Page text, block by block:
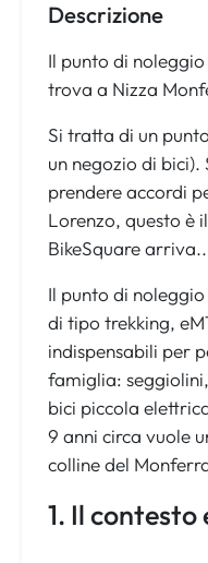
Descrizione
Il punto di
trova a Nizza
Si tratta di un
un negozio di bici).
prendere accordi
Lorenzo, questo è
BikeSquare
Il punto di
di tipo trekking,
indispensabili per
famiglia:
bici piccola
9 anni circa vuole
colline del
1. Il contesto